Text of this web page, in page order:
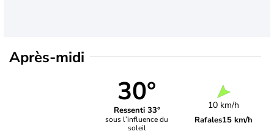
Après-midi
30°
Ressenti 33°
sous l’influence du
soleil
10 km/h
Rafales15 km/h